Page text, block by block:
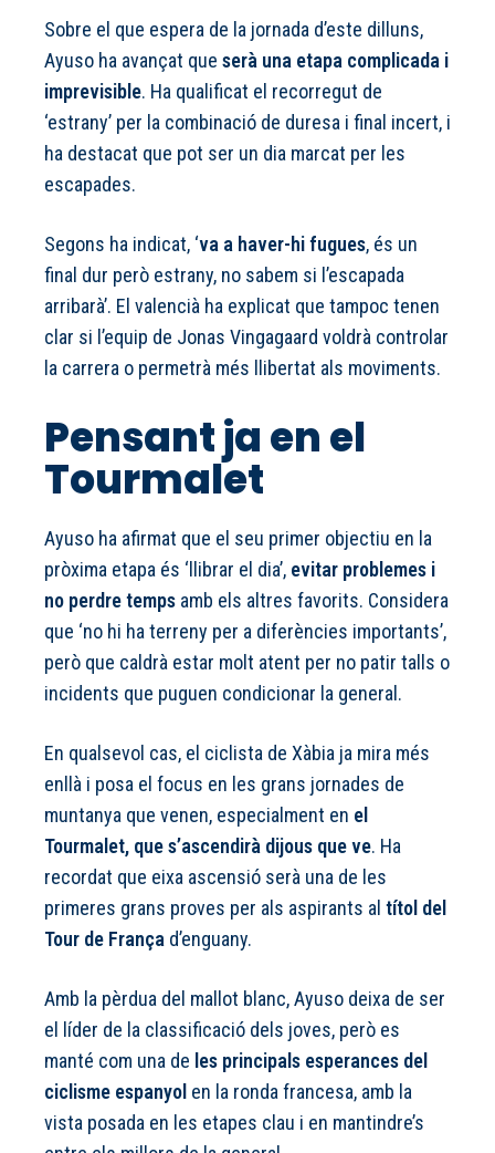
Sobre el que espera de la jornada d’este dilluns,
Ayuso ha avançat que serà una etapa complicada i
imprevisible. Ha qualificat el recorregut de
‘estrany’ per la combinació de duresa i final incert, i
ha destacat que pot ser un dia marcat per les
escapades.
Segons ha indicat, ‘va a haver-hi fugues, és un
final dur però estrany, no sabem si l’escapada
arribarà’. El valencià ha explicat que tampoc tenen
clar si l’equip de Jonas Vingagaard voldrà controlar
la carrera o permetrà més llibertat als moviments.
Pensant ja en el
Tourmalet
Ayuso ha afirmat que el seu primer objectiu en la
pròxima etapa és ‘llibrar el dia’, evitar problemes i
no perdre temps amb els altres favorits. Considera
que ‘no hi ha terreny per a diferències importants’,
però que caldrà estar molt atent per no patir talls o
incidents que puguen condicionar la general.
En qualsevol cas, el ciclista de Xàbia ja mira més
enllà i posa el focus en les grans jornades de
muntanya que venen, especialment en el
Tourmalet, que s’ascendirà dijous que ve. Ha
recordat que eixa ascensió serà una de les
primeres grans proves per als aspirants al títol del
Tour de França d’enguany.
Amb la pèrdua del mallot blanc, Ayuso deixa de ser
el líder de la classificació dels joves, però es
manté com una de les principals esperances del
ciclisme espanyol en la ronda francesa, amb la
vista posada en les etapes clau i en mantindre’s